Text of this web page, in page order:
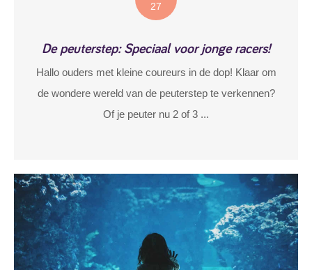
27
De peuterstep: Speciaal voor jonge racers!
Hallo ouders met kleine coureurs in de dop! Klaar om
de wondere wereld van de peuterstep te verkennen?
Of je peuter nu 2 of 3 ...